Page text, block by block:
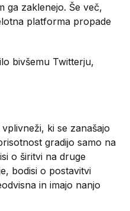
ga zaklenejo. Še več,
platforma propade
bivšemu Twitterju,
ki se zanašajo
gradijo samo na
o širitvi na druge
bodisi o postavitvi
in imajo nanjo